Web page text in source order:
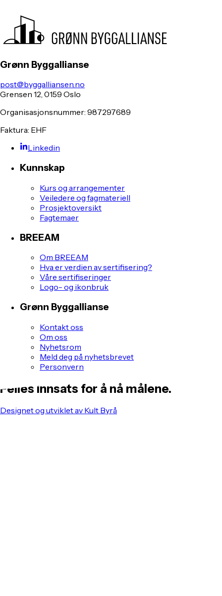
Grønn Byggallianse
post@byggalliansen.no
Grensen 12, 0159 Oslo
Organisasjonsnummer: 987297689
Faktura: EHF
Linkedin
Kunnskap
Kurs og arrangementer
Veiledere og fagmateriell
Prosjektoversikt
Fagtemaer
BREEAM
Om BREEAM
Hva er verdien av sertifisering?
Våre sertifiseringer
Logo- og ikonbruk
Grønn Byggallianse
Kontakt oss
Om oss
Nyhetsrom
Meld deg på nyhetsbrevet
Personvern
Felles innsats for å nå målene.
Designet og utviklet av Kult Byrå